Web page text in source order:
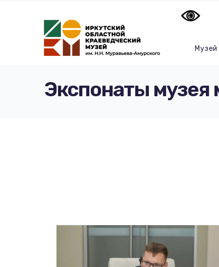
Музей
Экспонаты музея